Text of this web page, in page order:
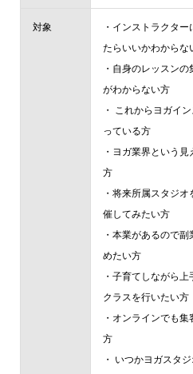
対象
・インストラクタ
たらいいかわからな
・自身のレッスン
がわからない方
・ これからヨガイ
っている方
・ヨガ業界という
方
・将来所属スタジ
催してみたい方
・本業があるので
めたい方
・子育てしながら
クラスを行いたい方
・オンラインでも
方
・ いつかヨガスタ